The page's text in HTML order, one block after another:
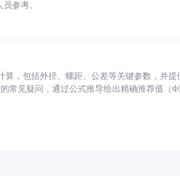
参考。
算，包括外径、螺距、公差等关键参数，并提
常见疑问，通过公式推导给出精确推荐值（